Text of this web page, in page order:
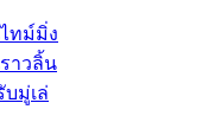
ทม์มิ่ง
าวลิ้น
บมู่เล่